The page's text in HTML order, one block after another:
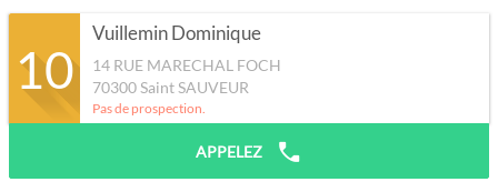
10
Vuillemin Dominique
14 RUE MARECHAL FOCH
70300Saint SAUVEUR
Pas de prospection.
APPELEZ